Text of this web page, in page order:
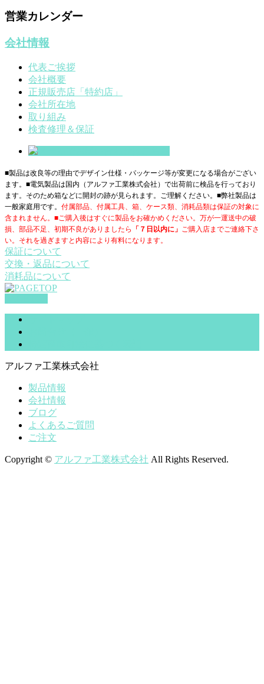
営業カレンダー
会社情報
代表ご挨拶
会社概要
正規販売店「特約店」
会社所在地
取り組み
検査修理＆保証
■製品は改良等の理由でデザイン仕様・パッケージ等が変更になる場合がござい
ます。■電気製品は国内（アルファ工業株式会社）で出荷前に検品を行っており
ます。そのため箱などに開封の跡が見られます。ご理解ください。■弊社製品は
一般家庭用です。 付属部品、付属工具、箱、ケース類、消耗品類は保証の対象に
含まれません。■ご購入後はすぐに製品をお確かめください。万が一運送中の破
損、部品不足、初期不良がありましたら
「７日以内に」 ご購入店までご連絡下さ
い。それを過ぎますと内容により有料になります。
保証について
交換・返品について
消耗品について
アルファ工業株式会社
製品情報
会社情報
ブログ
よくあるご質問
ご注文
Copyright © アルファ工業株式会社 All Rights Reserved.